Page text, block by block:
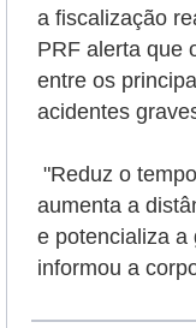
a fiscalização
PRF alerta que
entre os
acidentes
"Reduz o
aumenta a
e potencializa a
informou a